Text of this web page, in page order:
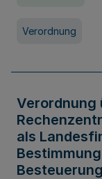
Verordnung
Verordnung
als